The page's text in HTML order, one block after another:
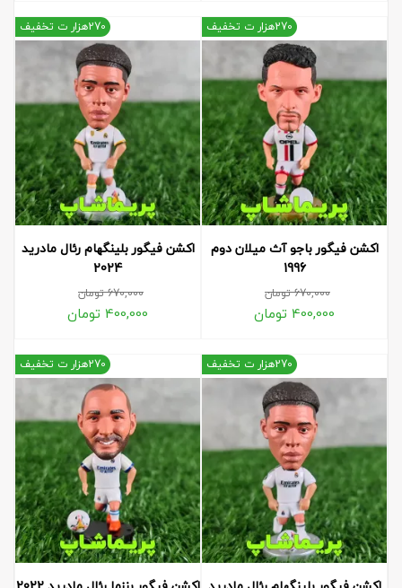
اکشن فیگور باجو آث میلان دوم
1996
670,000تومان
400,000 تومان
270هزار ت تخفیف
اکشن فیگور بلینگهام رئال مادرید
2024
670,000تومان
400,000 تومان
270هزار ت تخفیف
270هزار ت تخفیف 270هزار ت تخفیف